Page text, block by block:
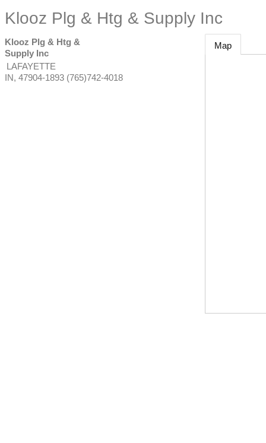
Klooz Plg & Htg & Supply Inc
Klooz Plg & Htg &
Supply Inc
LAFAYETTE
IN, 47904-1893 (765)742-4018
Map